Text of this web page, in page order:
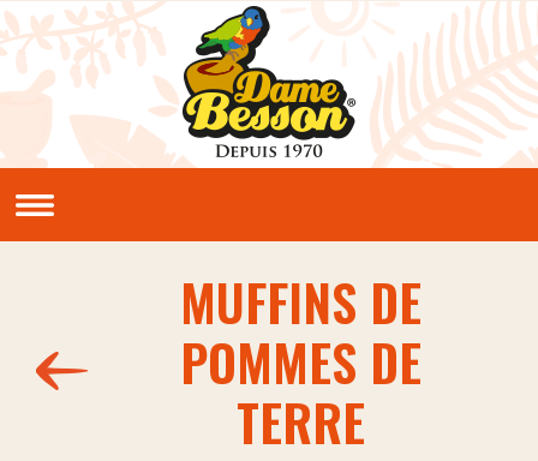
Aller au contenu principal
NOS PRODUITS
Sauces et condiments
NOS RECETTES
MUFFINS DE
POMMES DE
TERRE